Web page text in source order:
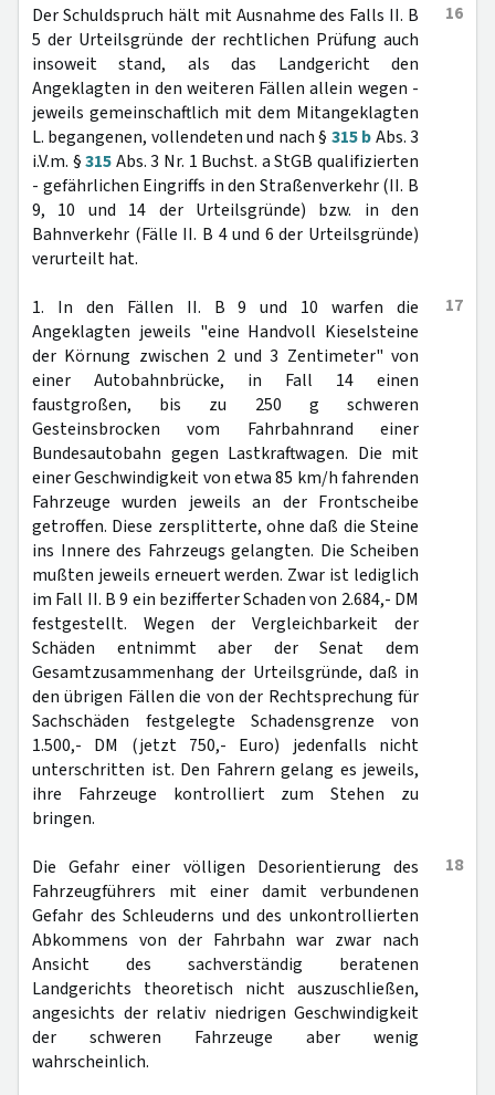
16
Der Schuldspruch hält mit Ausnahme des Falls II. B
5 der Urteilsgründe der rechtlichen Prüfung auch
insoweit stand, als das Landgericht den
Angeklagten in den weiteren Fällen allein wegen -
jeweils gemeinschaftlich mit dem Mitangeklagten
L. begangenen, vollendeten und nach § 315 bAbs. 3
i.V.m. §315Abs. 3 Nr. 1 Buchst. a StGB qualifizierten
- gefährlichen Eingriffs in den Straßenverkehr (II. B
9, 10 und 14 der Urteilsgründe) bzw. in den
Bahnverkehr (Fälle II. B 4 und 6 der Urteilsgründe)
verurteilt hat.
17
1. In den Fällen II. B 9 und 10 warfen die
Angeklagten jeweils "eine Handvoll Kieselsteine
der Körnung zwischen 2 und 3 Zentimeter" von
einer Autobahnbrücke, in Fall 14 einen
faustgroßen, bis zu 250 g schweren
Gesteinsbrocken vom Fahrbahnrand einer
Bundesautobahn gegen Lastkraftwagen. Die mit
einer Geschwindigkeit von etwa 85 km/h fahrenden
Fahrzeuge wurden jeweils an der Frontscheibe
getroffen. Diese zersplitterte, ohne daß die Steine
ins Innere des Fahrzeugs gelangten. Die Scheiben
mußten jeweils erneuert werden. Zwar ist lediglich
im Fall II. B 9 ein bezifferter Schaden von 2.684,- DM
festgestellt. Wegen der Vergleichbarkeit der
Schäden entnimmt aber der Senat dem
Gesamtzusammenhang der Urteilsgründe, daß in
den übrigen Fällen die von der Rechtsprechung für
Sachschäden festgelegte Schadensgrenze von
1.500,- DM (jetzt 750,- Euro) jedenfalls nicht
unterschritten ist. Den Fahrern gelang es jeweils,
ihre Fahrzeuge kontrolliert zum Stehen zu
bringen.
18
Die Gefahr einer völligen Desorientierung des
Fahrzeugführers mit einer damit verbundenen
Gefahr des Schleuderns und des unkontrollierten
Abkommens von der Fahrbahn war zwar nach
Ansicht des sachverständig beratenen
Landgerichts theoretisch nicht auszuschließen,
angesichts der relativ niedrigen Geschwindigkeit
der schweren Fahrzeuge aber wenig
wahrscheinlich.